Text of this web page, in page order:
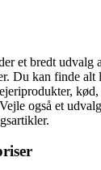
et bredt udvalg
Du kan finde
også et